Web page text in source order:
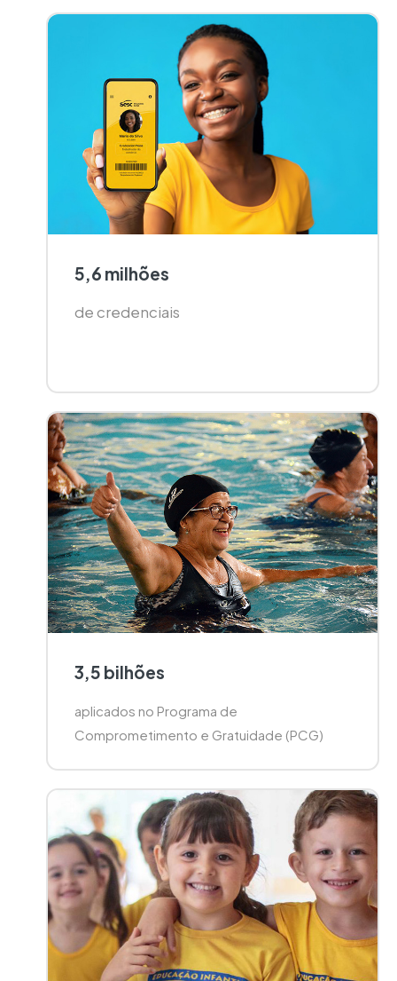
5,6 milhões
de credenciais
3,5 bilhões
aplicados no Programa de
Comprometimento e Gratuidade (PCG)